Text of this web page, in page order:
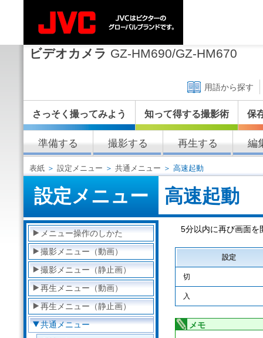
ビデオカメラ GZ-HM690/GZ-HM670
用語から探す
さっそく撮ってみよう 知って得する撮影術 保
準備する 撮影する 再生する 編
表紙 ＞ 設定メニュー ＞ 共通メニュー ＞ 高速起動
設定メニュー 高速起動
メニュー操作のしかた
撮影メニュー（動画）
撮影メニュー（静止画）
再生メニュー（動画）
再生メニュー（静止画）
共通メニュー
5分以内に再び画面を
設定
切
入
メモ